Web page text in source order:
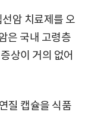
암 치료제를 오
은 국내 고령층
상이 거의 없어
질 캡슐을 식품